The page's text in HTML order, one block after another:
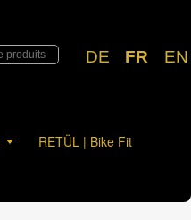
DE FR EN
RETÜL | Bike Fit